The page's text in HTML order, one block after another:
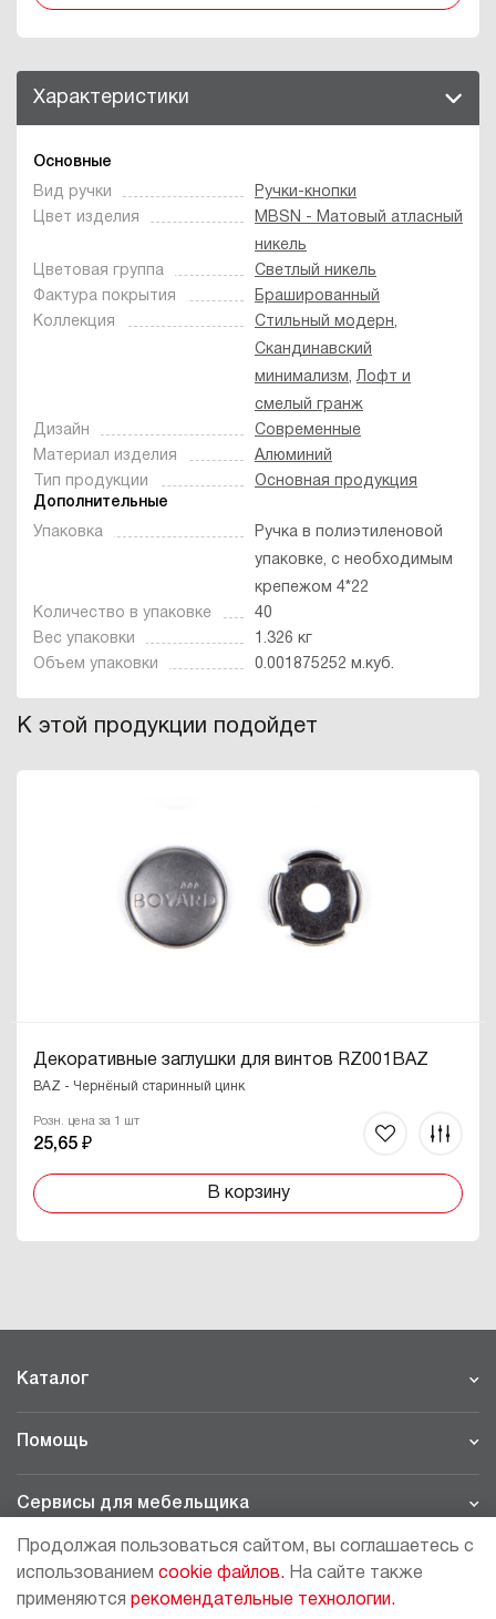
Характеристики
Основные
Вид ручки
Ручки-кнопки
Цвет изделия
MBSN - Матовый атласный
никель
Цветовая группа
Светлый никель
Фактура покрытия
Брашированный
Коллекция
Стильный модерн,
Скандинавский
минимализм,Лофт и
смелый гранж
Дизайн
Современные
Материал изделия
Алюминий
Тип продукции
Основная продукция
Дополнительные
Упаковка
Ручка в полиэтиленовой
упаковке, с необходимым
крепежом 4*22
Количество в упаковке
40
Вес упаковки
1.326 кг
Объем упаковки
0.001875252 м.куб.
К этой продукции подойдет
Декоративные заглушки для винтов RZ001BAZ
BAZ - Чернёный старинный цинк
Розн. цена за 1 шт
25,65 ₽
В корзину
Каталог
Помощь
Сервисы для мебельщика
МОСКВА - ШОУРУМ/СКЛАД
Продолжая пользоваться сайтом, вы соглашаетесь с
использованием cookie файлов. На сайте также
применяются рекомендательные технологии.